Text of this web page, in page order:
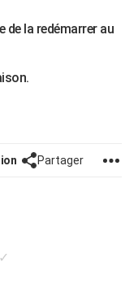
la redémarrer au
Partager
✓